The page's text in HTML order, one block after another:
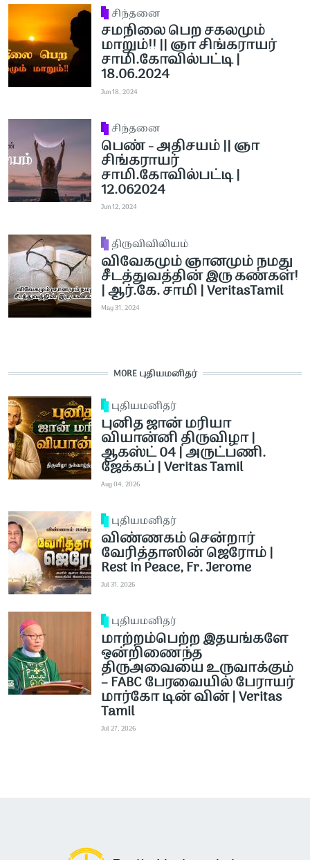
சிந்தனை
சமநிலை பெற சகலமும்
மாறும்!! || ஞா சிங்கராயர்
சாமி.கோவில்பட்டி |
18.06.2024
Jun 18, 2024
சிந்தனை
பெண் - அதிசயம் || ஞா
சிங்கராயர்
சாமி.கோவில்பட்டி |
12.062024
Jun 12, 2024
திருவிவிலியம்
விவேகமும் ஞானமும் நமது
சீடத்துவத்தின் இரு கண்கள்!
| ஆர்.கே. சாமி | VeritasTamil
May 31, 2024
MORE புதியமனிதர்
புதியமனிதர்
புனித ஜான் மரியா
வியான்னி திருவிழா |
ஆகஸ்ட் 04 | அருட்பணி.
ஜேக்கப் | Veritas Tamil
Aug 04, 2026
புதியமனிதர்
விண்ணகம் சென்றார்
வேரித்தாஸின் ஜெரோம் |
Rest in Peace, Fr. Jerome
Jul 31, 2026
புதியமனிதர்
மாற்றம்பெற்ற இதயங்களே
ஒன்றிணைந்த
திருஅவையை உருவாக்கும்
– FABC பேரவையில் பேராயர்
மார்கோ டின் வின் | Veritas
Tamil
Jul 27, 2026